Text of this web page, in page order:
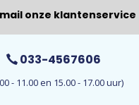
onze klantenservice
033-4567606
- 11.00 en 15.00 - 17.00 uur)